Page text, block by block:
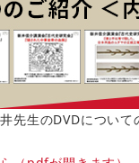
先生のDVDについて